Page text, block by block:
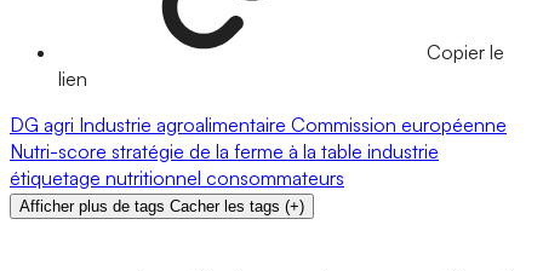
Copier le
lien
DG agri Industrie agroalimentaire Commission européenne
Nutri-score stratégie de la ferme à la table industrie
étiquetage nutritionnel consommateurs
Afficher plus de tags Cacher les tags (+)